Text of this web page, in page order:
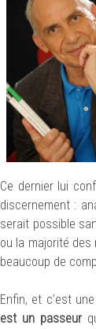
Ce dernier lui
discernement :
serait possible
ou la majorité
beaucoup de
Enfin, et c’est
est un passeur